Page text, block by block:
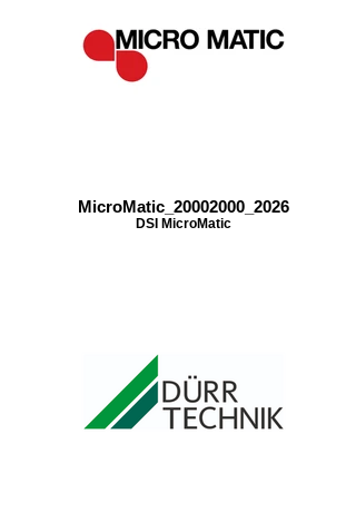
MicroMatic_20002000_2026
DSI MicroMatic